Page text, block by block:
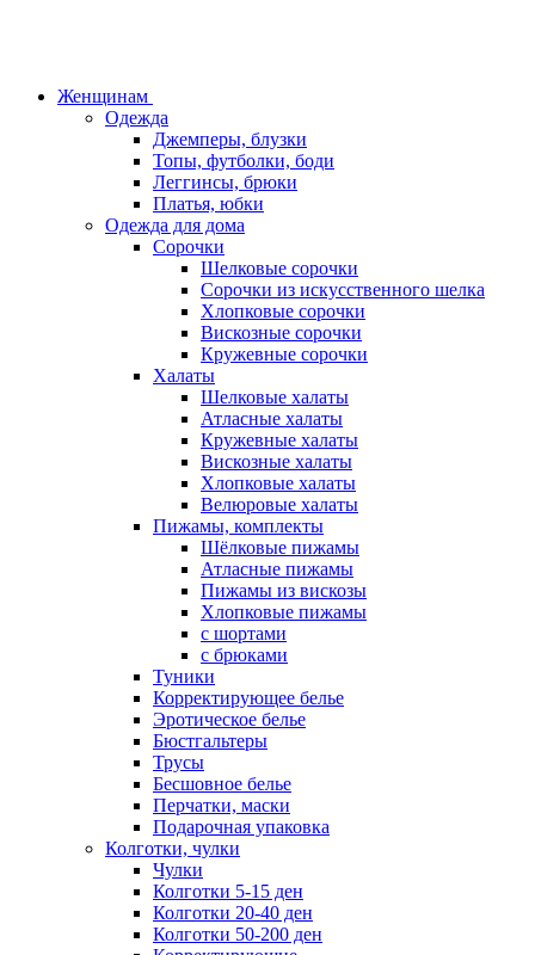
Женщинам
Одежда
Джемперы, блузки
Топы, футболки, боди
Леггинсы, брюки
Платья, юбки
Одежда для дома
Сорочки
Шелковые сорочки
Сорочки из искусственного шелка
Хлопковые сорочки
Вискозные сорочки
Кружевные сорочки
Халаты
Шелковые халаты
Атласные халаты
Кружевные халаты
Вискозные халаты
Хлопковые халаты
Велюровые халаты
Пижамы, комплекты
Шёлковые пижамы
Атласные пижамы
Пижамы из вискозы
Хлопковые пижамы
с шортами
с брюками
Туники
Корректирующее белье
Эротическое белье
Бюстгальтеры
Трусы
Бесшовное белье
Перчатки, маски
Подарочная упаковка
Колготки, чулки
Чулки
Колготки 5-15 ден
Колготки 20-40 ден
Колготки 50-200 ден